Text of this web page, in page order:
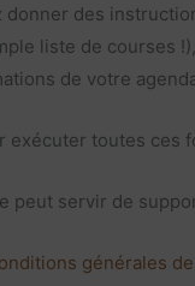
des
liste de courses
de votre
exécuter toutes
peut servir de
générales